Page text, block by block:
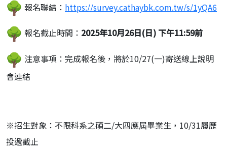
報名聯結： https://survey.cathaybk.com.tw/s/1yQA6
報名截止時間： 2025年10月26日(日) 下午11:59前
注意事項：完成報名後，將於10/27(一)寄送線上說明
會連結
※招生對象：不限科系之碩二/大四應屆畢業生，10/31履歷
投遞截止